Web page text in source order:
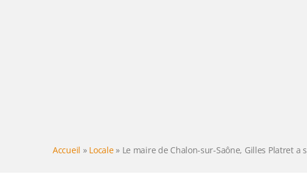
Accueil » Locale» Le maire de Chalon-sur-Saône, Gilles Platret